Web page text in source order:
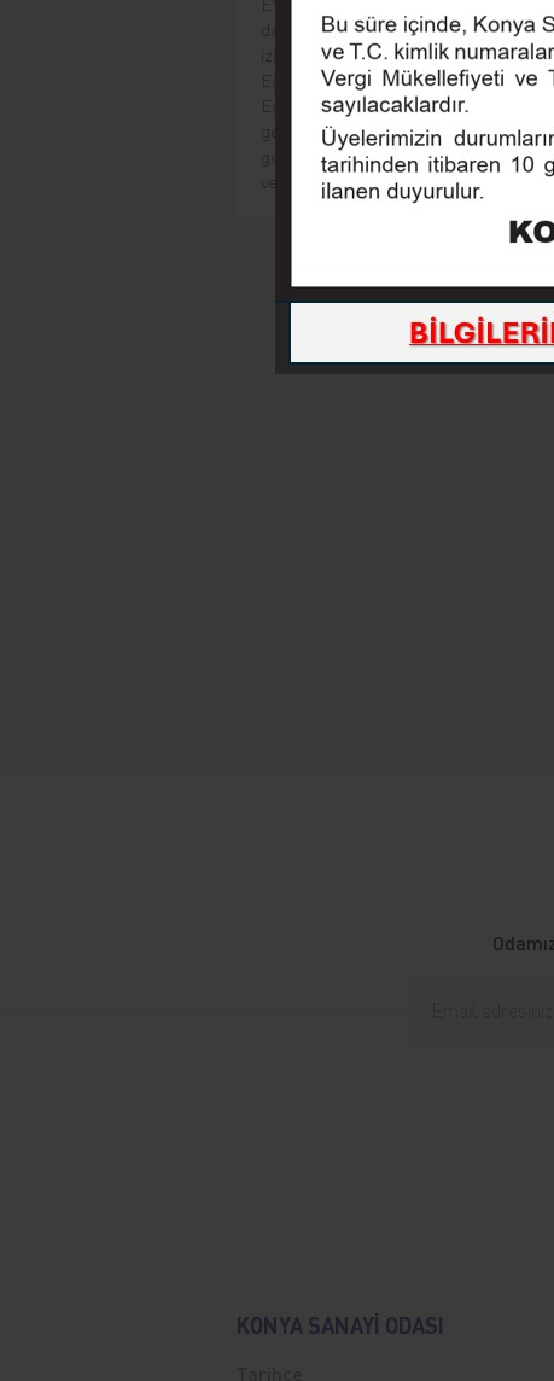
da " SKDM, Karbon Ayak izi, Su Ayak
izi Hesaplama ve Bilgilendirme
Eğitimi " düzenleyecektir. Not:
Eğitim 10 kişiyi geçtiği takdirde
gerçekleştirilecektir. Eğitim 10 kişiyi
geçtiğinde katılımcılara e mail ile bilgi
verilecektir.
KONYA SANAYİ ODASI